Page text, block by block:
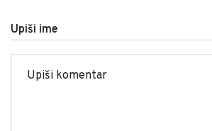
Upiši ime